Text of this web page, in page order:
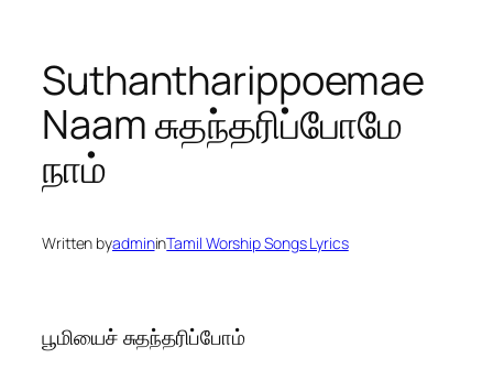
Suthantharippoemae
Naam சுதந்தரிப்போமே
நாம்
Written byadmininTamil Worship Songs Lyrics
பூமியைச் சுதந்தரிப்போம்